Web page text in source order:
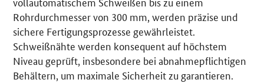
Rohrdurchmesser von 300 mm, werden präzise und
sichere Fertigungsprozesse gewährleistet.
Schweißnähte werden konsequent auf höchstem
Niveau geprüft, insbesondere bei abnahmepflichtigen
Behältern, um maximale Sicherheit zu garantieren.